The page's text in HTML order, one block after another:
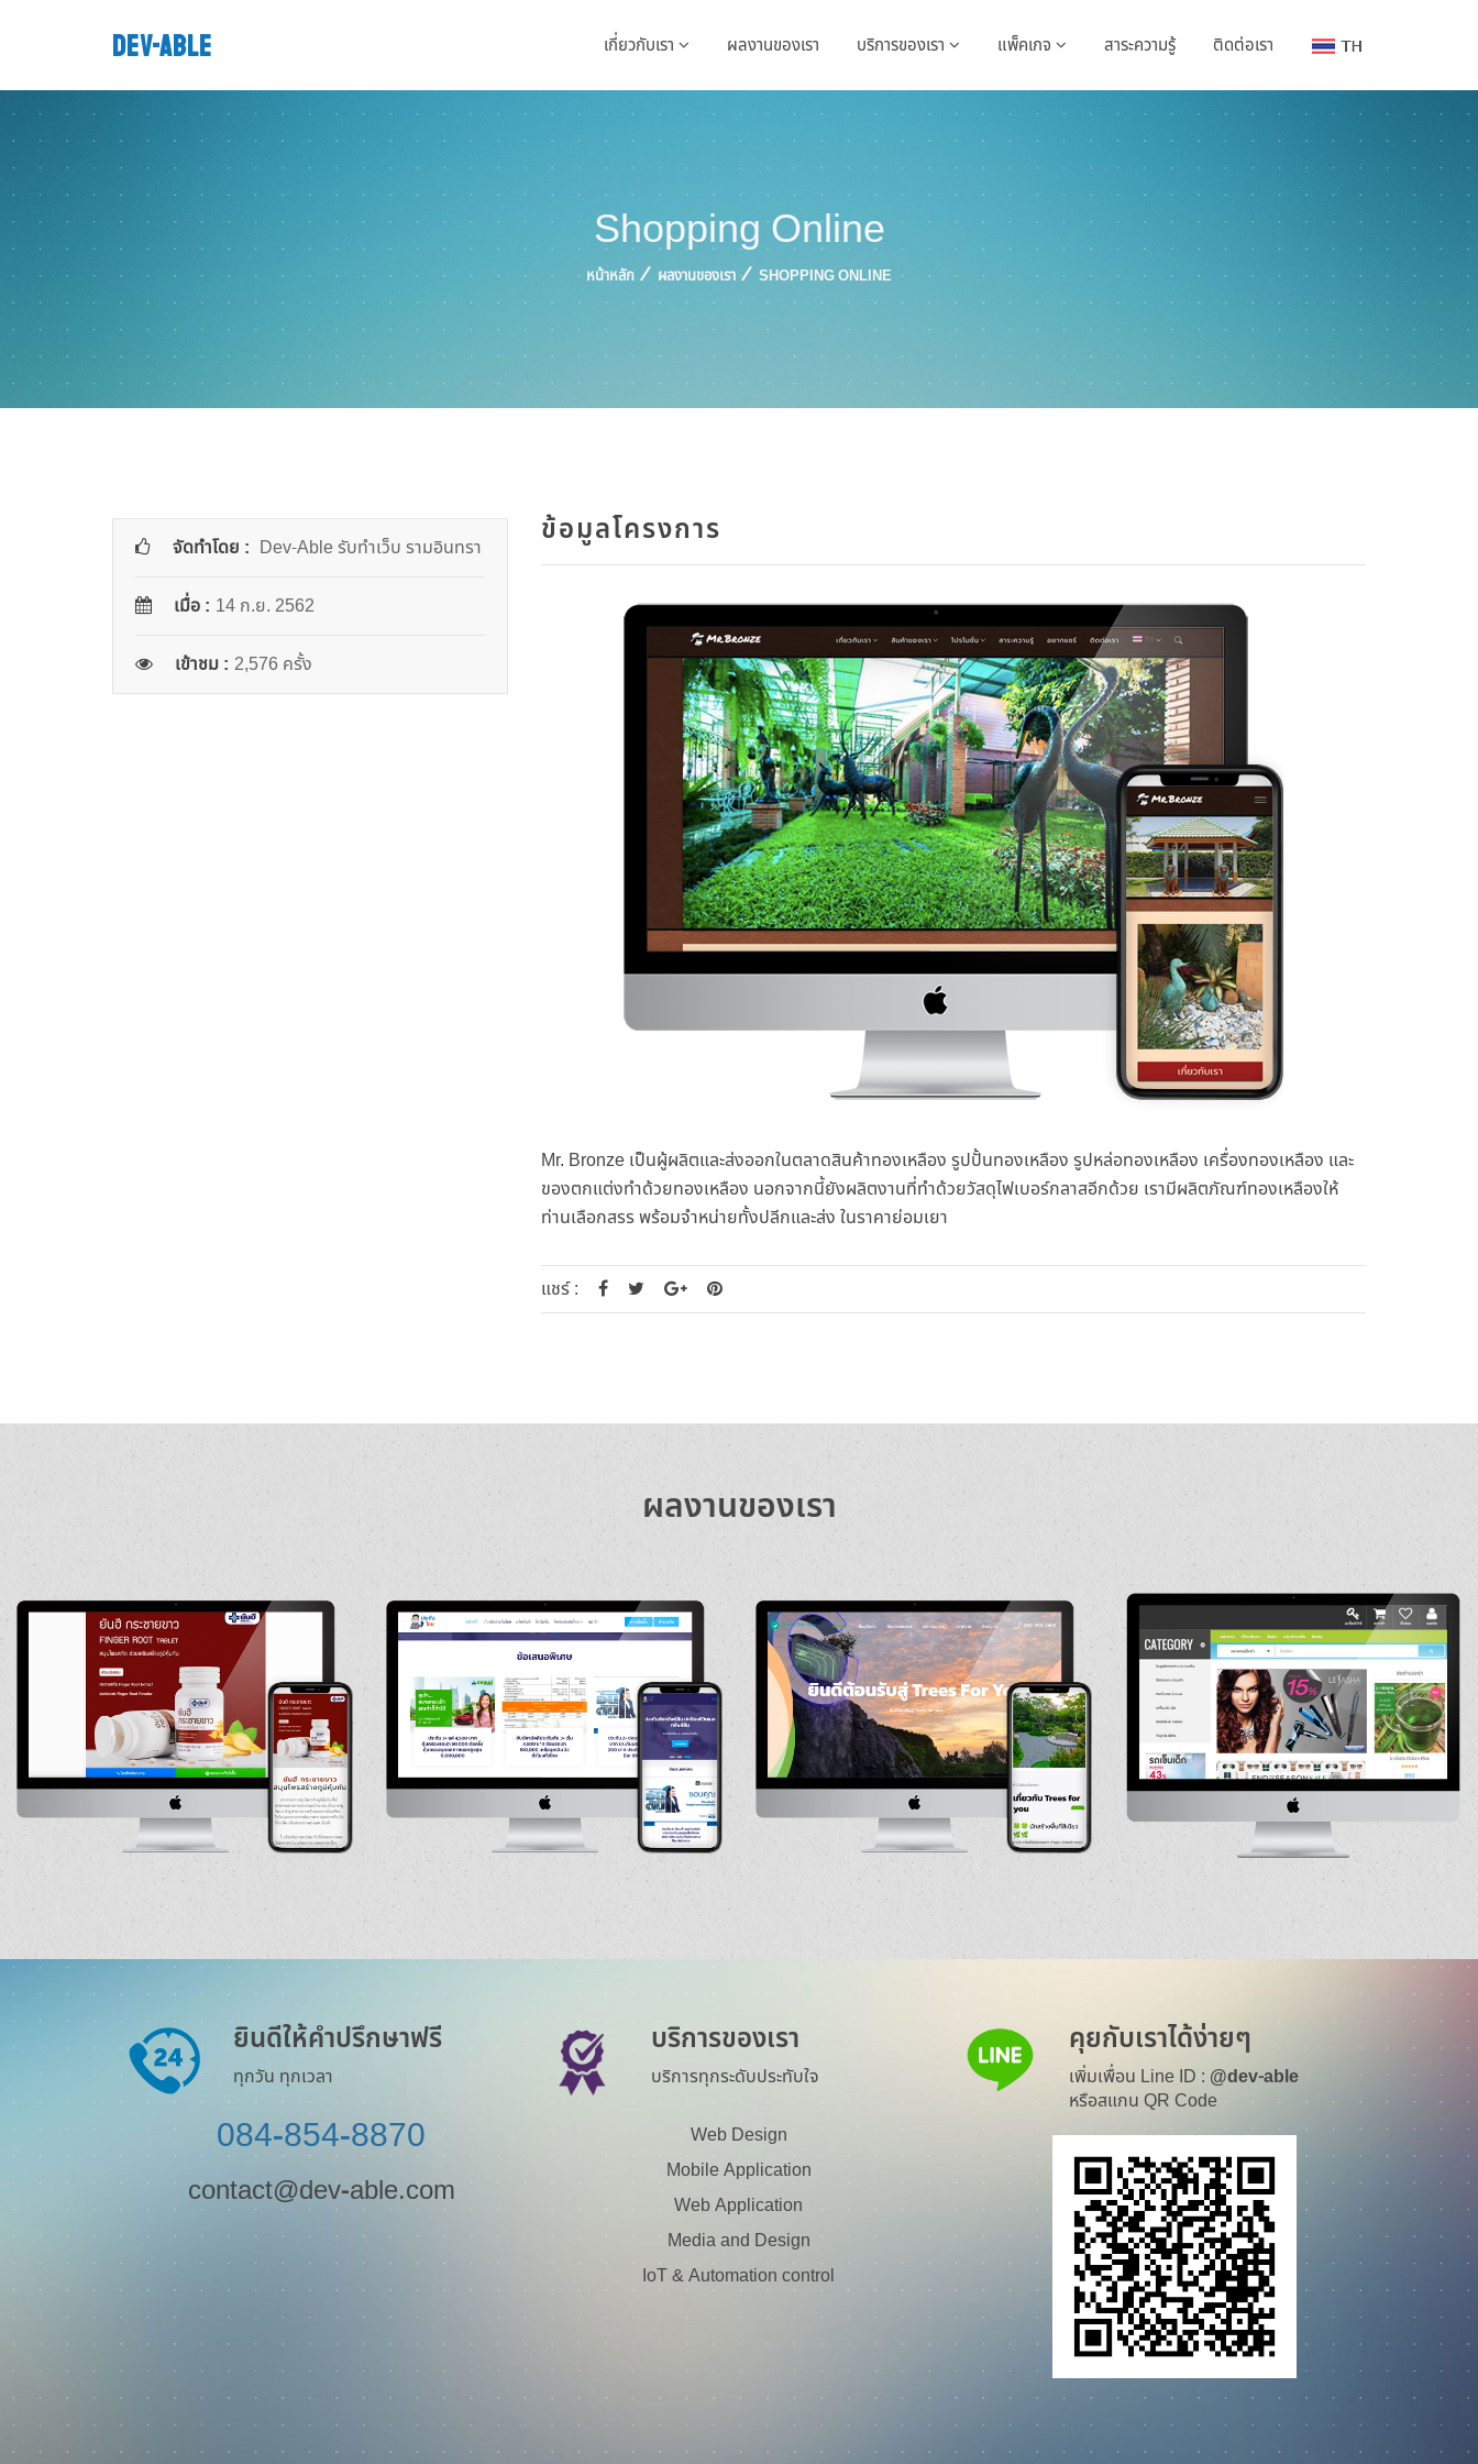
DEV-ABLE เกี่ยวกับเรา ผลงานของเรา บริการของเรา แพ็คเกจ สาระความรู้ ติดต่อเรา
Shopping Online
หน้าหลัก ผลงานของเรา SHOPPING ONLINE
จัดทำโดย : Dev-Able รับทำเว็บ รามอินทรา
เมื่อ : 14 ก.ย. 2562
เข้าชม : 2,576 ครั้ง
ข้อมูลโครงการ
Mr. Bronze เป็นผู้ผลิตและส่งออกในตลาดสินค้าทองเหลือง รูปปั้นทองเหลือง รูปหล่อทองเหลือง เครื่องทองเหลือง และ
ของตกแต่งทำด้วยทองเหลือง นอกจากนี้ยังผลิตงานที่ทำด้วยวัสดุไฟเบอร์กลาสอีกด้วย เรามีผลิตภัณฑ์ทองเหลืองให้
ท่านเลือกสรร พร้อมจำหน่ายทั้งปลีกและส่ง ในราคาย่อมเยา
แชร์ :
ผลงานของเรา
ยินดีให้คำปรึกษาฟรี
ทุกวัน ทุกเวลา
084-854-8870
contact@dev-able.com
บริการของเรา
บริการทุกระดับประทับใจ
Web Design
Mobile Application
Web Application
Media and Design
IoT & Automation control
คุยกับเราได้ง่ายๆ
เพิ่มเพื่อน Line ID : @dev-able
หรือสแกน QR Code